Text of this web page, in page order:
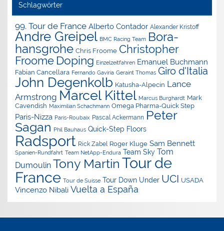
Schlagwörter
99. Tour de France Alberto Contador Alexander Kristoff
Andre Greipel BMC Racing Team Bora-
hansgrohe Chris Froome Christopher
Froome Doping Einzelzeitfahren Emanuel Buchmann
Fabian Cancellara Fernando Gaviria Geraint Thomas Giro d'Italia
John Degenkolb Katusha-Alpecin Lance
Armstrong Marcel Kittel Marcus Burghardt Mark
Cavendish Maximilian Schachmann Omega Pharma-Quick Step
Paris-Nizza Paris-Roubaix Pascal Ackermann Peter
Sagan Phil Bauhaus Quick-Step Floors
Radsport Rick Zabel Roger Kluge Sam Bennett
Spanien-Rundfahrt Team NetApp-Endura Team Sky Tom
Dumoulin Tony Martin Tour de
France Tour de Suisse Tour Down Under UCI USADA
Vincenzo Nibali Vuelta a España